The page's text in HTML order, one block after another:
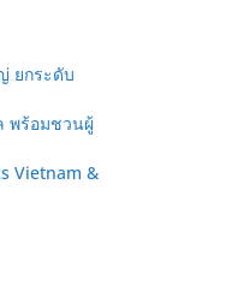
ยกระดับ
พร้อมชวนผู้
Vietnam &